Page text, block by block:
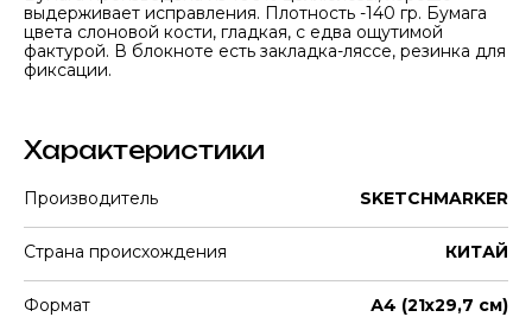
выдерживает исправления. Плотность -140 гр. Бумага
цвета слоновой кости, гладкая, с едва ощутимой
фактурой. В блокноте есть закладка-ляссе, резинка для
фиксации.
Характеристики
Производитель SKETCHMARKER
Страна происхождения КИТАЙ
Формат А4 (21х29,7 см)